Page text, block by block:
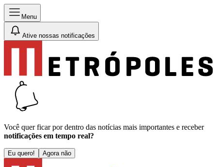
Menu
Ative nossas notificações
Você quer ficar por dentro das notícias mais importantes e receber
notificações em tempo real?
Eu quero! Agora não